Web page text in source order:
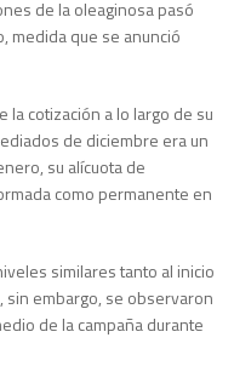
de la oleaginosa pasó
medida que se anunció
la cotización a lo largo de su
de diciembre era un
su alícuota de
como permanente en
similares tanto al inicio
sin embargo, se observaron
de la campaña durante